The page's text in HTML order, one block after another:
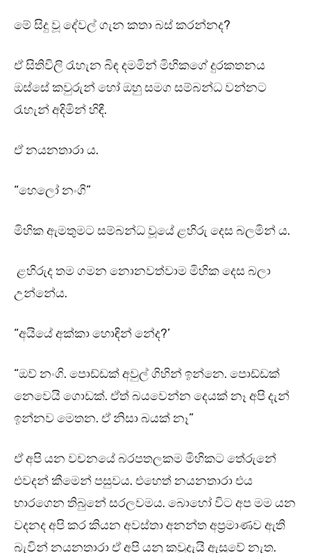
මේ සිදු වූ දේවල් ගැන කතා බස් කරන්නද?
ඒ සිතිවිලි රැහැන බිඳ දමමින් මිහිකගේ දුරකතනය
ඔස්සේ කවුරුන් හෝ ඔහු සමග සම්බන්ධ වන්නට
රැහැන් අදිමින් හිඳී.
ඒ නයනතාරා ය.
“හෙලෝ නංගි”
මිහික ඇමතුමට සම්බන්ධ වූයේ ළහිරු දෙස බලමින්‍ ය.
ළහිරුද තම ගමන නොනවත්වාම මිහික දෙස බලා
උන්නේය.
“අයියේ අක්කා හොඳින් නේද?’
“ඔව් නංගි. පොඩ්ඩක් අවුල් ගිහින් ඉන්නෙ. පොඩ්ඩක්
නෙවෙයි ගොඩක්. ඒත් බයවෙන්න දෙයක් නෑ අපි දැන්
ඉන්නව මෙතන. ඒ නිසා බයක් නෑ”
ඒ අපි යන වචනයේ බරපතලකම මිහිකට තේරුනේ
එවදන් කීමෙන් පසුවය. එහෙත් නයනතාරා එය
භාරගෙන තිබුනේ සරලවමය. බොහෝ විට අප මම යන
වදනද අපි කර කියන අවස්තා අනන්ත අප්‍රමාණව ඇති
බැවින් නයනතාරා ඒ අපි යනු කවුදැයි ඇසුවේ නැත.